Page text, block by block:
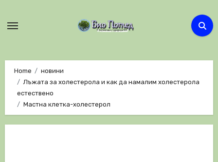
Home
новини
Лъжата за холестерола и как да намалим холестерола
естествено
Мастна клетка-холестерол